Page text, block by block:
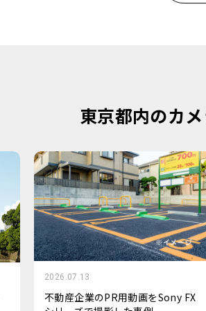
東京都内のカ
2026.07.13
不動産企業のPR用動画をSony FX